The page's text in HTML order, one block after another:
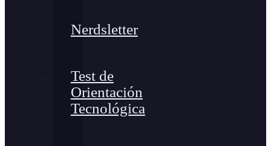
Nerdsletter
Test de
Orientación
Tecnológica